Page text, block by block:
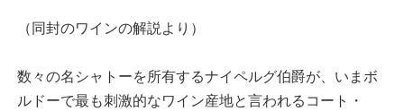
（同封のワインの解説より）
数々の名シャトーを所有するナイペルグ伯爵が、いまボ
ルドーで最も刺激的なワイン産地と言われるコート・